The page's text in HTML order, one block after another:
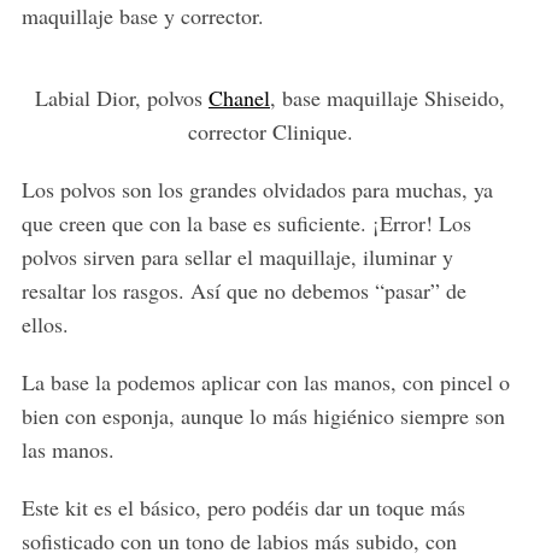
maquillaje base y corrector.
Labial Dior, polvos Chanel, base maquillaje Shiseido,
corrector Clinique.
Los polvos son los grandes olvidados para muchas, ya
que creen que con la base es suficiente. ¡Error! Los
polvos sirven para sellar el maquillaje, iluminar y
resaltar los rasgos. Así que no debemos “pasar” de
ellos.
La base la podemos aplicar con las manos, con pincel o
bien con esponja, aunque lo más higiénico siempre son
las manos.
Este kit es el básico, pero podéis dar un toque más
sofisticado con un tono de labios más subido, con